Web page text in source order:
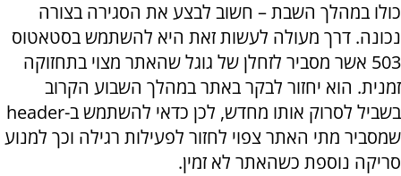
כולו במהלך השבת – חשוב לבצע את הסגירה בצורה
נכונה. דרך מעולה לעשות זאת היא להשתמש בסטאטוס
503 אשר מסביר לזחלן של גוגל שהאתר מצוי בתחזוקה
זמנית. הוא יחזור לבקר באתר במהלך השבוע הקרוב
בשביל לסרוק אותו מחדש, לכן כדאי להשתמש ב-header
שמסביר מתי האתר צפוי לחזור לפעילות רגילה וכך למנוע
סריקה נוספת כשהאתר לא זמין.